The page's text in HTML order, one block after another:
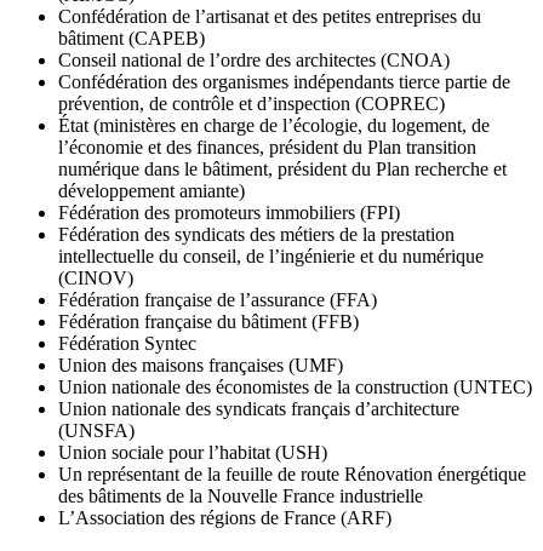
Confédération de l’artisanat et des petites entreprises du
bâtiment (CAPEB)
Conseil national de l’ordre des architectes (CNOA)
Confédération des organismes indépendants tierce partie de
prévention, de contrôle et d’inspection (COPREC)
État (ministères en charge de l’écologie, du logement, de
l’économie et des finances, président du Plan transition
numérique dans le bâtiment, président du Plan recherche et
développement amiante)
Fédération des promoteurs immobiliers (FPI)
Fédération des syndicats des métiers de la prestation
intellectuelle du conseil, de l’ingénierie et du numérique
(CINOV)
Fédération française de l’assurance (FFA)
Fédération française du bâtiment (FFB)
Fédération Syntec
Union des maisons françaises (UMF)
Union nationale des économistes de la construction (UNTEC)
Union nationale des syndicats français d’architecture
(UNSFA)
Union sociale pour l’habitat (USH)
Un représentant de la feuille de route Rénovation énergétique
des bâtiments de la Nouvelle France industrielle
L’Association des régions de France (ARF)